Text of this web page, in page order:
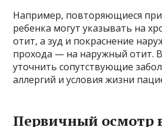
Например, повторяющиеся
ребенка могут указывать на
отит, а зуд и покраснение
прохода — на наружный отит.
уточнить сопутствующие
аллергий и условия жизни
Первичный осмотр